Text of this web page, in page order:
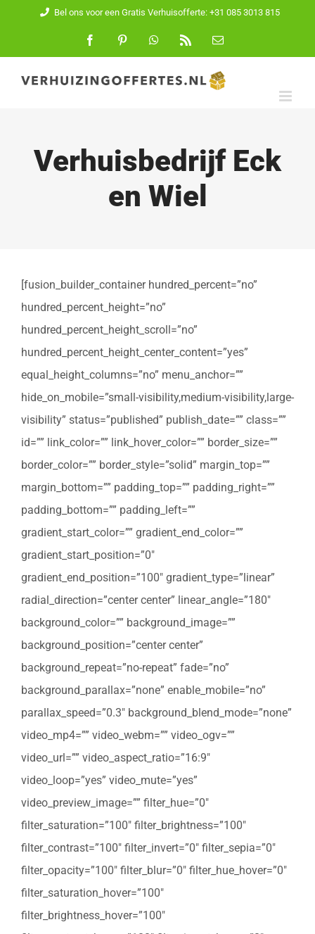
inhoud
Bel ons voor een Gratis Verhuisofferte: +31 085 3013 815
FacebookPinterest WhatsApp
E-
Verhuisbedrijf Eck
en Wiel
[fusion_builder_container hundred_percent=”no”
hundred_percent_height=”no”
hundred_percent_height_scroll=”no”
hundred_percent_height_center_content=”yes”
equal_height_columns=”no” menu_anchor=””
hide_on_mobile=”small-visibility,medium-visibility,large-
visibility” status=”published” publish_date=”” class=””
id=”” link_color=”” link_hover_color=”” border_size=””
border_color=”” border_style=”solid” margin_top=””
margin_bottom=”” padding_top=”” padding_right=””
padding_bottom=”” padding_left=””
gradient_start_color=”” gradient_end_color=””
gradient_start_position=”0″
gradient_end_position=”100″ gradient_type=”linear”
radial_direction=”center center” linear_angle=”180″
background_color=”” background_image=””
background_position=”center center”
background_repeat=”no-repeat” fade=”no”
background_parallax=”none” enable_mobile=”no”
parallax_speed=”0.3″ background_blend_mode=”none”
video_mp4=”” video_webm=”” video_ogv=””
video_url=”” video_aspect_ratio=”16:9″
video_loop=”yes” video_mute=”yes”
video_preview_image=”” filter_hue=”0″
filter_saturation=”100″ filter_brightness=”100″
filter_contrast=”100″ filter_invert=”0″ filter_sepia=”0″
filter_opacity=”100″ filter_blur=”0″ filter_hue_hover=”0″
filter_saturation_hover=”100″
filter_brightness_hover=”100″